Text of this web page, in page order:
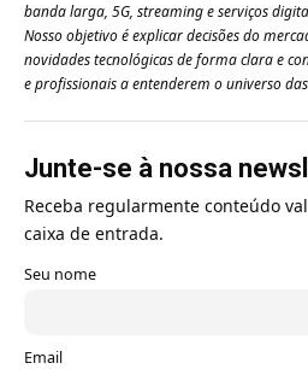
banda larga, 5G, streaming e serviços
Nosso objetivo é explicar decisões do
novidades tecnológicas de forma clara e
e profissionais a entenderem o universo
Junte-se à nossa
Receba regularmente conteúdo
caixa de entrada.
Seu nome
Email